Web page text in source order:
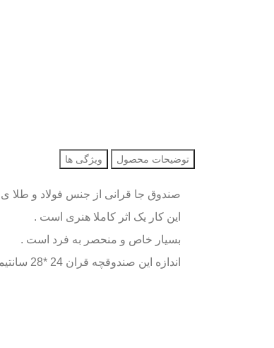
توضیحات محصول ویژگی ها
صندوق جا قرانی از جنس فولاد و طلا ی 22 عیار و تماما اره کاری آیه های قرانی تماما کار دست و استادانه اره کاری شده و با طلای 22 عیار طلاکوب شده است .
این کار یک اثر کاملا هنری است .
بسیار خاص و منحصر به فرد است .
اندازه این صندوقچه قران 24 *28 سانتیمتر و ارتفاع 16 سانتیمتر می باشد .